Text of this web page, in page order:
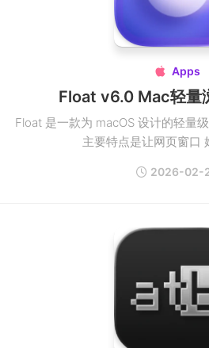
 Apps
Float v6.0 Mac轻量
Float 是一款为 macOS 设计的轻量
主要特点是让网页窗口
2026-02-